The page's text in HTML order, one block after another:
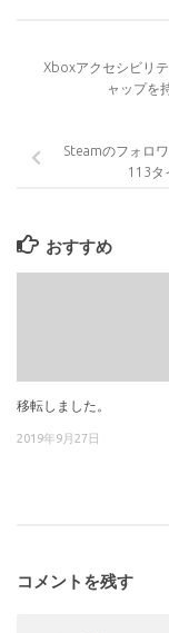
Xboxアクセシビリ
ャップを
Steamのフォロ
113タ
おすすめ
移転しました。
2019年9月27日
コメントを残す